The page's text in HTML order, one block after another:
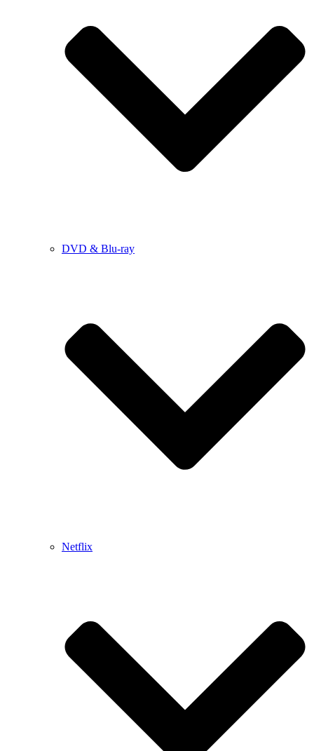
DVD & Blu-ray
Netflix